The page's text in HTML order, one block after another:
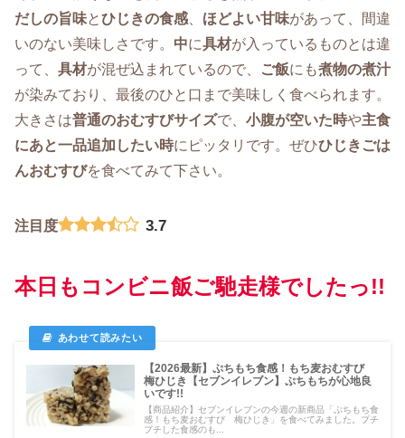
だしの旨味とひじきの食感、 ほどよい甘味があって、間違
いのない美味しさです。 中に具材が入っているものとは違
って、 具材が混ぜ込まれているので、 ご飯にも煮物の煮汁
が染みており、最後のひと口まで美味しく食べられます。
大きさは普通のおむすびサイズで、 小腹が空いた時や主食
にあと一品追加したい時にピッタリです。ぜひひじきごは
んおむすびを食べてみて下さい。
注目度 3.7
本日もコンビニ飯ご馳走様でしたっ!!
【2026最新】ぷちもち食感！もち麦おむすび
梅ひじき【セブンイレブン】ぷちもちが心地良
いです!!
【商品紹介】セブンイレブンの今週の新商品「ぷちもち食
感！もち麦おむすび 梅ひじき」を食べてみました。プチ
プチした食感のも...